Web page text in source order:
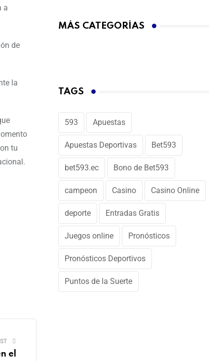
a
de
la
tu
el
MÁS CATEGORÍAS
TAGS
593 Apuestas
Apuestas Deportivas Bet593
bet593.ec Bono de Bet593
campeon Casino Casino Online
deporte Entradas Gratis
Juegos online Pronósticos
Pronósticos Deportivos
Puntos de la Suerte